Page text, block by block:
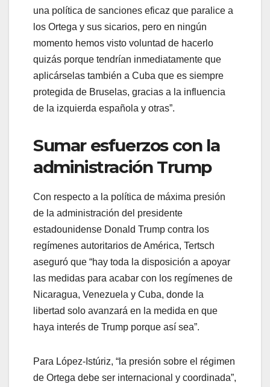
una política de sanciones eficaz que paralice a
los Ortega y sus sicarios, pero en ningún
momento hemos visto voluntad de hacerlo
quizás porque tendrían inmediatamente que
aplicárselas también a Cuba que es siempre
protegida de Bruselas, gracias a la influencia
de la izquierda española y otras”.
Sumar esfuerzos con la
administración Trump
Con respecto a la política de máxima presión
de la administración del presidente
estadounidense Donald Trump contra los
regímenes autoritarios de América, Tertsch
aseguró que “hay toda la disposición a apoyar
las medidas para acabar con los regímenes de
Nicaragua, Venezuela y Cuba, donde la
libertad solo avanzará en la medida en que
haya interés de Trump porque así sea”.
Para López-Istúriz, “la presión sobre el régimen
de Ortega debe ser internacional y coordinada”,